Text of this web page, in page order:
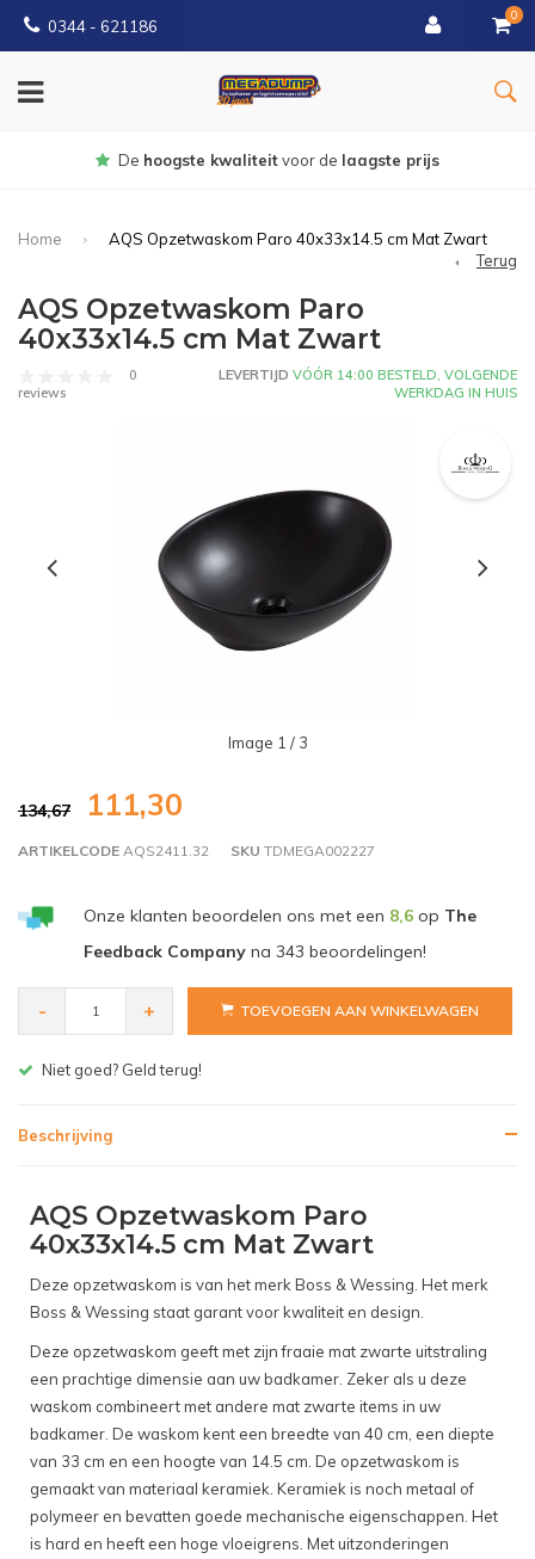
0344 - 621186
0
Gratisbezorgd vanaf € 150
Home
AQS Opzetwaskom Paro 40x33x14.5 cm Mat Zwart
Terug
AQS Opzetwaskom Paro
40x33x14.5 cm Mat Zwart
0
reviews
LEVERTIJD VÓÓR 14:00 BESTELD, VOLGENDE
WERKDAG IN HUIS
Image 1 / 3
134,67 111,30
ARTIKELCODE AQS2411.32 SKU TDMEGA002227
Onze klanten beoordelen ons met een 8,6op The
Feedback Companyna 343 beoordelingen!
- + TOEVOEGEN AAN WINKELWAGEN
Gratis bezorgen v.a. € 150,- (NL)
Beschrijving
AQS Opzetwaskom Paro
40x33x14.5 cm Mat Zwart
Deze opzetwaskom is van het merk Boss & Wessing. Het merk
Boss & Wessing staat garant voor kwaliteit en design.
Deze opzetwaskom geeft met zijn fraaie mat zwarte uitstraling
een prachtige dimensie aan uw badkamer. Zeker als u deze
waskom combineert met andere mat zwarte items in uw
badkamer. De waskom kent een breedte van 40 cm, een diepte
van 33 cm en een hoogte van 14.5 cm. De opzetwaskom is
gemaakt van materiaal keramiek. Keramiek is noch metaal of
polymeer en bevatten goede mechanische eigenschappen. Het
is hard en heeft een hoge vloeigrens. Met uitzonderingen